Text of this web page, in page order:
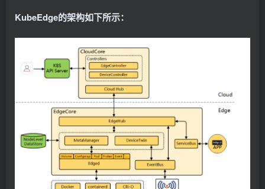
KubeEdge的架构如下所示：